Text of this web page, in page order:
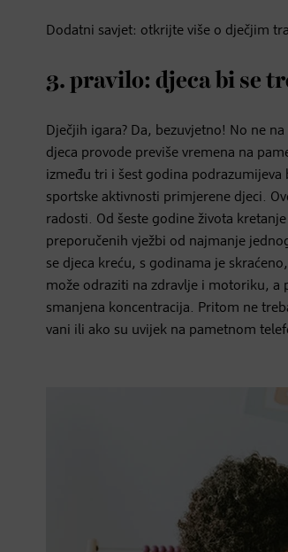
Dodatni savjet: otkrijte više o dječjim
3. pravilo: djeca bi se
Dječjih igara? Da, bezuvjetno! No ne
djeca provode previše vremena na
između tri i šest godina
sportske aktivnosti primjerene djeci.
radosti. Od šeste godine života
preporučenih vježbi od najmanje
se djeca kreću, s godinama je
može odraziti na zdravlje i motoriku,
smanjena koncentracija. Pritom ne
vani ili ako su uvijek na pametnom